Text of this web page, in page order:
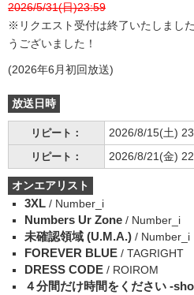
2026/5/31(日)23:59
※リクエスト受付は終了いたしまし
うございました！
(2026年6月初回放送)
放送日時
リピート： 2026/8/15(土)
リピート： 2026/8/21(金)
オンエアリスト
3XL / Number_i
Numbers Ur Zone / Number_i
未確認領域 (U.M.A.) / Number_i
FOREVER BLUE / TAGRIGHT
DRESS CODE / ROIROM
４分間だけ時間をください -